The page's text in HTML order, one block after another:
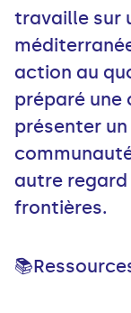
travaille sur
action au
préparé une
présenter
autre
frontières.